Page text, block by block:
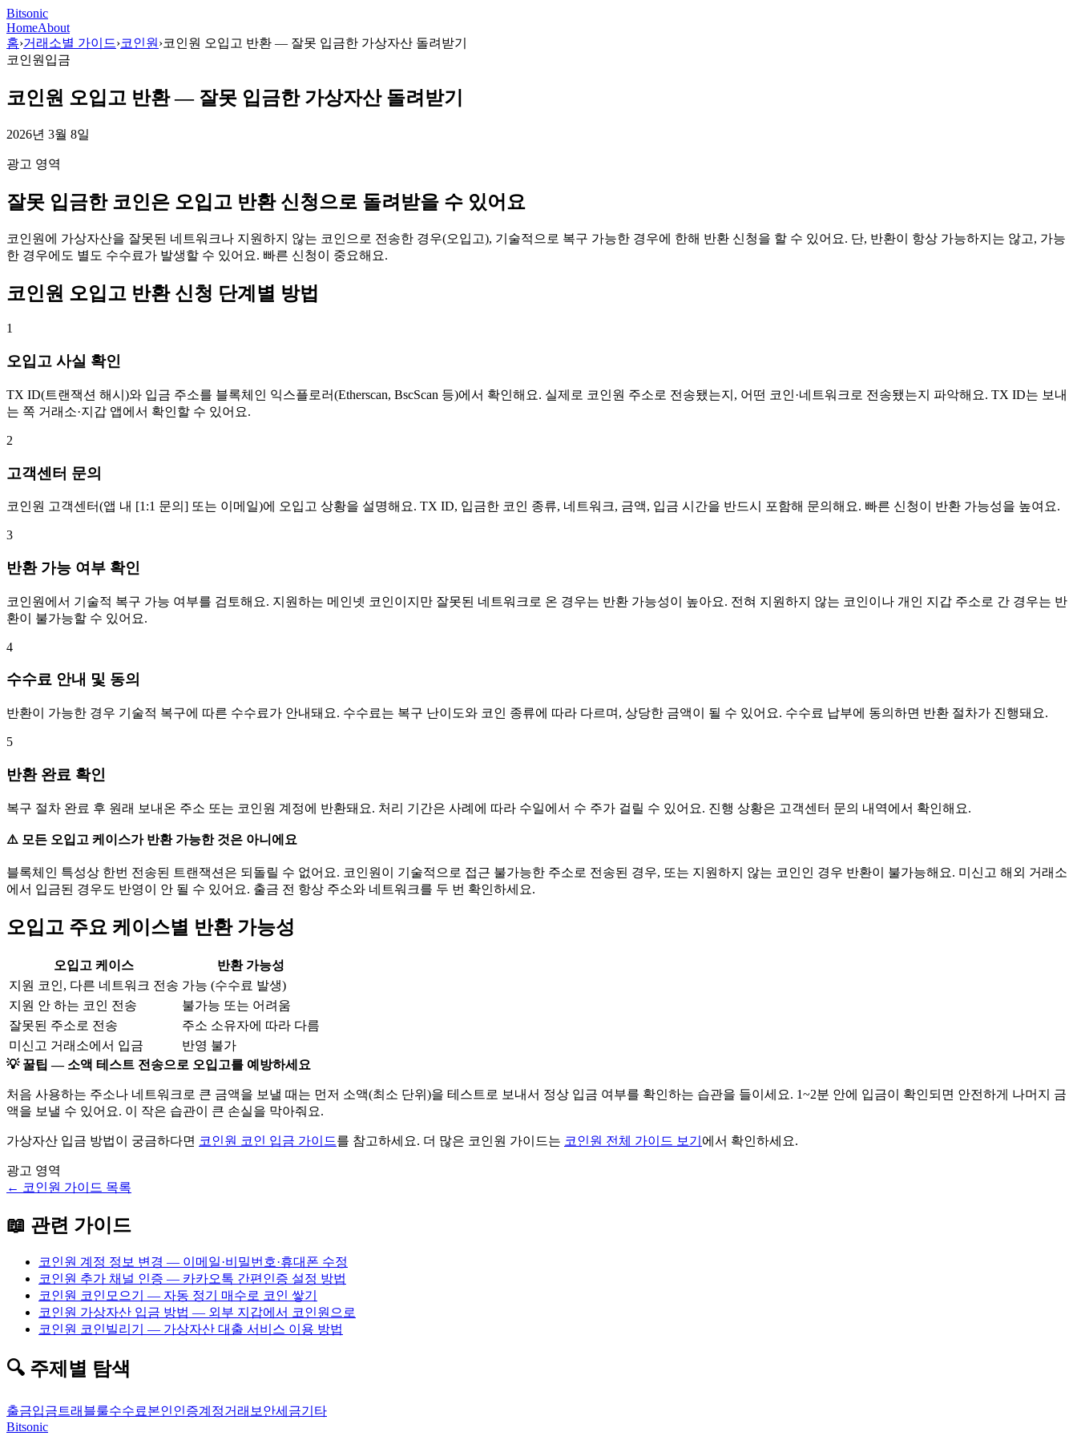
Bitsonic
HomeAbout
홈›거래소별 가이드›코인원 ›코인원 오입고 반환 — 잘못 입금한 가상자산 돌려받기
코인원 입금
코인원 오입고 반환 — 잘못 입금한 가상자산 돌려받기
2026년 3월 8일
광고 영역
잘못 입금한 코인은 오입고 반환 신청으로 돌려받을 수 있어요
코인원에 가상자산을 잘못된 네트워크나 지원하지 않는 코인으로 전송한 경우(오입고), 기술적으로 복구 가능한 경우에 한해 반환 신청을 할 수 있어요. 단, 반환이 항상 가능하지는 않고, 가능
한 경우에도 별도 수수료가 발생할 수 있어요. 빠른 신청이 중요해요.
코인원 오입고 반환 신청 단계별 방법
1
오입고 사실 확인
TX ID(트랜잭션 해시)와 입금 주소를 블록체인 익스플로러(Etherscan, BscScan 등)에서 확인해요. 실제로 코인원 주소로 전송됐는지, 어떤 코인·네트워크로 전송됐는지 파악해요. TX ID는 보내
는 쪽 거래소·지갑 앱에서 확인할 수 있어요.
2
고객센터 문의
코인원 고객센터(앱 내 [1:1 문의] 또는 이메일)에 오입고 상황을 설명해요. TX ID, 입금한 코인 종류, 네트워크, 금액, 입금 시간을 반드시 포함해 문의해요. 빠른 신청이 반환 가능성을 높여요.
3
반환 가능 여부 확인
코인원에서 기술적 복구 가능 여부를 검토해요. 지원하는 메인넷 코인이지만 잘못된 네트워크로 온 경우는 반환 가능성이 높아요. 전혀 지원하지 않는 코인이나 개인 지갑 주소로 간 경우는 반
환이 불가능할 수 있어요.
4
수수료 안내 및 동의
반환이 가능한 경우 기술적 복구에 따른 수수료가 안내돼요. 수수료는 복구 난이도와 코인 종류에 따라 다르며, 상당한 금액이 될 수 있어요. 수수료 납부에 동의하면 반환 절차가 진행돼요.
5
반환 완료 확인
복구 절차 완료 후 원래 보내온 주소 또는 코인원 계정에 반환돼요. 처리 기간은 사례에 따라 수일에서 수 주가 걸릴 수 있어요. 진행 상황은 고객센터 문의 내역에서 확인해요.
⚠️ 모든 오입고 케이스가 반환 가능한 것은 아니에요
블록체인 특성상 한번 전송된 트랜잭션은 되돌릴 수 없어요. 코인원이 기술적으로 접근 불가능한 주소로 전송된 경우, 또는 지원하지 않는 코인인 경우 반환이 불가능해요. 미신고 해외 거래소
에서 입금된 경우도 반영이 안 될 수 있어요. 출금 전 항상 주소와 네트워크를 두 번 확인하세요.
오입고 주요 케이스별 반환 가능성
오입고 케이스
반환 가능성
지원 코인, 다른 네트워크 전송 가능 (수수료 발생)
지원 안 하는 코인 전송
불가능 또는 어려움
잘못된 주소로 전송
주소 소유자에 따라 다름
미신고 거래소에서 입금
반영 불가
💡 꿀팁 — 소액 테스트 전송으로 오입고를 예방하세요
처음 사용하는 주소나 네트워크로 큰 금액을 보낼 때는 먼저 소액(최소 단위)을 테스트로 보내서 정상 입금 여부를 확인하는 습관을 들이세요. 1~2분 안에 입금이 확인되면 안전하게 나머지 금
액을 보낼 수 있어요. 이 작은 습관이 큰 손실을 막아줘요.
가상자산 입금 방법이 궁금하다면 코인원 코인 입금 가이드를 참고하세요. 더 많은 코인원 가이드는 코인원 전체 가이드 보기 에서 확인하세요.
광고 영역
← 코인원 가이드 목록
📖 관련 가이드
코인원 계정 정보 변경 — 이메일·비밀번호·휴대폰 수정
코인원 추가 채널 인증 — 카카오톡 간편인증 설정 방법
코인원 코인모으기 — 자동 정기 매수로 코인 쌓기
코인원 가상자산 입금 방법 — 외부 지갑에서 코인원으로
코인원 코인빌리기 — 가상자산 대출 서비스 이용 방법
🔍 주제별 탐색
출금입금 트래블룰수수료본인인증계정거래 보안세금기타
Bitsonic